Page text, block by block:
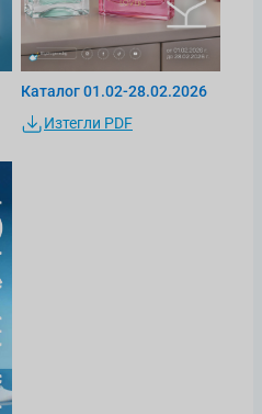
Каталог 01.02-28.02.2026
Изтегли PDF